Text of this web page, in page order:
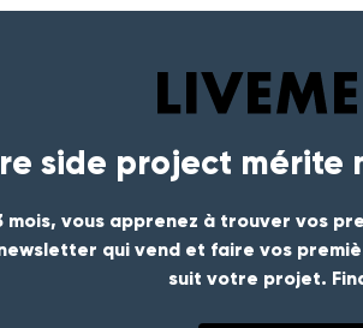
side project mérite
mois, vous apprenez à trouver vos
qui vend et faire vos
suit votre projet.